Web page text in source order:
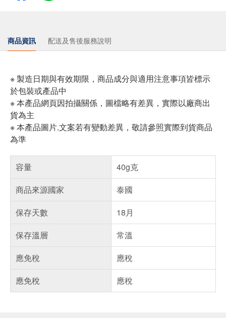
商品資訊 配送及售後服務說明
※ 製造日期與有效期限，商品成分與適用注意事項皆標示
於包裝或產品中
※ 本產品網頁因拍攝關係，圖檔略有差異，實際以廠商出
貨為主
※ 本產品圖片.文案若有變動差異，敬請參照實際到貨商品
為準
容量
40g克
商品來源國家
泰國
保存天數
18月
保存溫層
常溫
應免稅
應稅
應免稅
應稅